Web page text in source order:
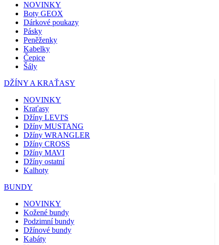
NOVINKY
Boty GEOX
Dárkové poukazy
Pásky
Peněženky
Kabelky
Čepice
Šály
DŽÍNY A KRAŤASY
NOVINKY
Kraťasy
Džíny LEVI'S
Džíny MUSTANG
Džíny WRANGLER
Džíny CROSS
Džíny MAVI
Džíny ostatní
Kalhoty
BUNDY
NOVINKY
Kožené bundy
Podzimní bundy
Džínové bundy
Kabáty